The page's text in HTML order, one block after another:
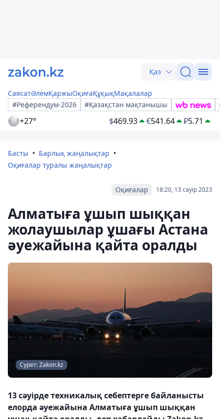
Қаз
СаясатӘлемҚаржыОқиғаҚұқықМақалалар
#Референдум-2026
#Қазақстан мақтанышы
+27° $469.93 €541.64 ₽5.71
Басты
Барлық жаңалықтар
Оқиғалар туралы жаңалықтар
18:20, 13 сәуір 2023
Оқиғалар
Алматыға ұшып шыққан
жолаушылар ұшағы Астана
әуежайына қайта оралды
Сурет: Zakon.kz
13 сәуірде техникалық себептерге байланысты
елорда әуежайына Алматыға ұшып шыққан